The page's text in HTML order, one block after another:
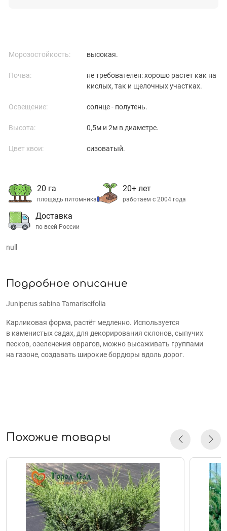
Морозостойкость: высокая.
Почва:
не требователен: хорошо растет как на
кислых, так и щелочных участках.
Освещение: солнце - полутень.
Высота: 0,5м и 2м в диаметре.
Цвет хвои: сизоватый.
20 га
площадь питомника
20+ лет
работаем с 2004 года
Доставка
по всей России
null
Подробное описание
Juniperus sabina Tamariscifolia
Карликовая форма, растёт медленно. Используется
в каменистых садах, для декорирования склонов, сыпучих
песков, озеленения оврагов, можно высаживать группами
на газоне, создавать широкие бордюры вдоль дорог.
Похожие товары